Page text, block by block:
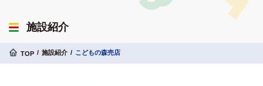
施設紹介
TOP 施設紹介 こどもの森売店